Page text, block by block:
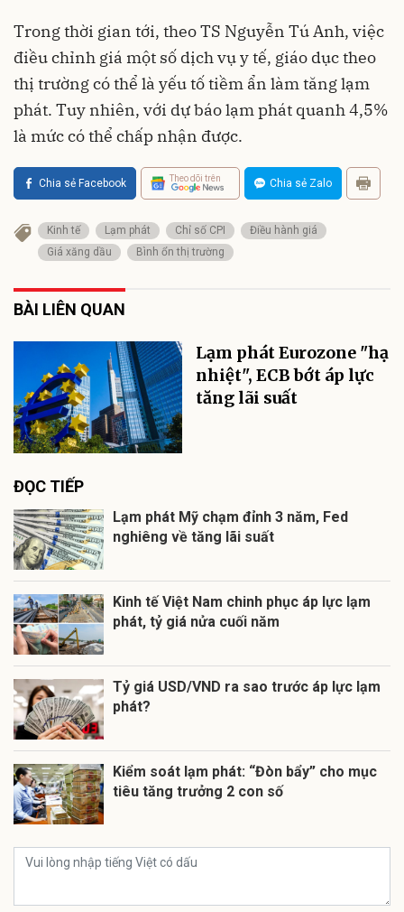
Trong thời gian tới, theo TS Nguyễn Tú Anh, việc
điều chỉnh giá một số dịch vụ y tế, giáo dục theo
thị trường có thể là yếu tố tiềm ẩn làm tăng lạm
phát. Tuy nhiên, với dự báo lạm phát quanh 4,5%
là mức có thể chấp nhận được.
Chia sẻ Facebook Theo dõi trên Chia sẻ Zalo
Kinh tế Lạm phát Chỉ số CPI
Điều hành giá
Giá xăng dầu
Bình ổn thị trường
BÀI LIÊN QUAN
Lạm phát Eurozone "hạ
nhiệt", ECB bớt áp lực
tăng lãi suất
ĐỌC TIẾP
Lạm phát Mỹ chạm đỉnh 3 năm, Fed
nghiêng về tăng lãi suất
Kinh tế Việt Nam chinh phục áp lực lạm
phát, tỷ giá nửa cuối năm
Tỷ giá USD/VND ra sao trước áp lực lạm
phát?
Kiểm soát lạm phát: “Đòn bẩy” cho mục
tiêu tăng trưởng 2 con số